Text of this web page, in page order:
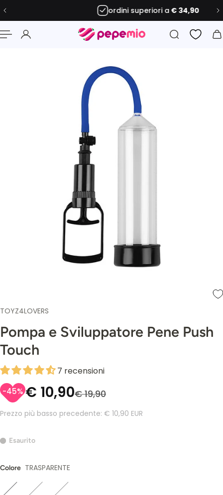
contenuto ordini superiori a€ 34,90
TOYZ4LOVERS
Pompa e Sviluppatore Pene Push
Touch
7 recensioni
-45% € 10,90€ 19,90
Prezzo più basso precedente: € 10,90 EUR
Esaurito
Colore TRASPARENTE